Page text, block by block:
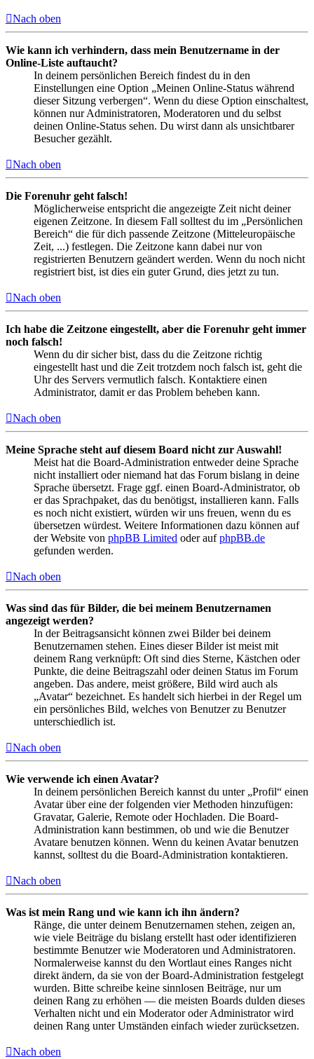
Nach oben
Wie kann ich verhindern, dass mein Benutzername in der
Online-Liste auftaucht?
In deinem persönlichen Bereich findest du in den
Einstellungen eine Option „Meinen Online-Status während
dieser Sitzung verbergen“. Wenn du diese Option einschaltest,
können nur Administratoren, Moderatoren und du selbst
deinen Online-Status sehen. Du wirst dann als unsichtbarer
Besucher gezählt.
Nach oben
Die Forenuhr geht falsch!
Möglicherweise entspricht die angezeigte Zeit nicht deiner
eigenen Zeitzone. In diesem Fall solltest du im „Persönlichen
Bereich“ die für dich passende Zeitzone (Mitteleuropäische
Zeit, ...) festlegen. Die Zeitzone kann dabei nur von
registrierten Benutzern geändert werden. Wenn du noch nicht
registriert bist, ist dies ein guter Grund, dies jetzt zu tun.
Nach oben
Ich habe die Zeitzone eingestellt, aber die Forenuhr geht immer
noch falsch!
Wenn du dir sicher bist, dass du die Zeitzone richtig
eingestellt hast und die Zeit trotzdem noch falsch ist, geht die
Uhr des Servers vermutlich falsch. Kontaktiere einen
Administrator, damit er das Problem beheben kann.
Nach oben
Meine Sprache steht auf diesem Board nicht zur Auswahl!
Meist hat die Board-Administration entweder deine Sprache
nicht installiert oder niemand hat das Forum bislang in deine
Sprache übersetzt. Frage ggf. einen Board-Administrator, ob
er das Sprachpaket, das du benötigst, installieren kann. Falls
es noch nicht existiert, würden wir uns freuen, wenn du es
übersetzen würdest. Weitere Informationen dazu können auf
der Website von phpBB Limited oder aufphpBB.de
gefunden werden.
Nach oben
Was sind das für Bilder, die bei meinem Benutzernamen
angezeigt werden?
In der Beitragsansicht können zwei Bilder bei deinem
Benutzernamen stehen. Eines dieser Bilder ist meist mit
deinem Rang verknüpft: Oft sind dies Sterne, Kästchen oder
Punkte, die deine Beitragszahl oder deinen Status im Forum
angeben. Das andere, meist größere, Bild wird auch als
„Avatar“ bezeichnet. Es handelt sich hierbei in der Regel um
ein persönliches Bild, welches von Benutzer zu Benutzer
unterschiedlich ist.
Nach oben
Wie verwende ich einen Avatar?
In deinem persönlichen Bereich kannst du unter „Profil“ einen
Avatar über eine der folgenden vier Methoden hinzufügen:
Gravatar, Galerie, Remote oder Hochladen. Die Board-
Administration kann bestimmen, ob und wie die Benutzer
Avatare benutzen können. Wenn du keinen Avatar benutzen
kannst, solltest du die Board-Administration kontaktieren.
Nach oben
Was ist mein Rang und wie kann ich ihn ändern?
Ränge, die unter deinem Benutzernamen stehen, zeigen an,
wie viele Beiträge du bislang erstellt hast oder identifizieren
bestimmte Benutzer wie Moderatoren und Administratoren.
Normalerweise kannst du den Wortlaut eines Ranges nicht
direkt ändern, da sie von der Board-Administration festgelegt
wurden. Bitte schreibe keine sinnlosen Beiträge, nur um
deinen Rang zu erhöhen — die meisten Boards dulden dieses
Verhalten nicht und ein Moderator oder Administrator wird
deinen Rang unter Umständen einfach wieder zurücksetzen.
Nach oben